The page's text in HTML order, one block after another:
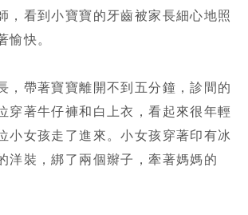
，看到小寶寶的牙齒被家長細心地照
愉快。
，帶著寶寶離開不到五分鐘，診間的
穿著牛仔褲和白上衣，看起來很年輕
小女孩走了進來。小女孩穿著印有冰
洋裝，綁了兩個辮子，牽著媽媽的